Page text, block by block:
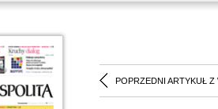
POPRZEDNI ARTYKUŁ Z